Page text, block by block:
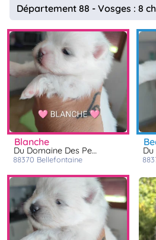
Département 88 - Vosges : 8
blanche
Du Domaine Des Petites Bouilles
88370 bellefontaine